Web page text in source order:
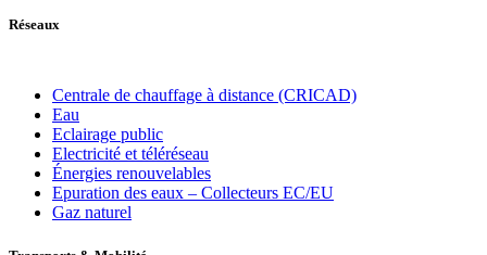
Réseaux
Centrale de chauffage à distance (CRICAD)
Eau
Eclairage public
Electricité et téléréseau
Énergies renouvelables
Epuration des eaux – Collecteurs EC/EU
Gaz naturel